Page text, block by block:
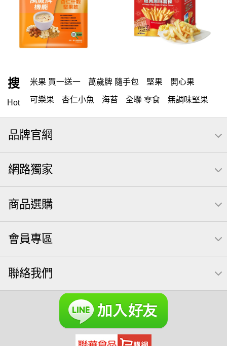
搜
Hot
米果 買一送一 萬歲牌 隨手包 堅果 開心果
可樂果 杏仁小魚 海苔 全聯 零食 無調味堅果
無調味 全聯 禮盒 堅穀力 綜合纖果 全聯 素食
萬歲開心果
洋芋片 元本山 萬歲牌 全聯 拜拜 薯條 飲
甘栗
南瓜子 icash 起司 每日 荷卡
卡廸那 95℃鮮脆三色丁
【萬歲牌】每日堅果系列 萬歲牌 南瓜籽 芋頭
小魚干
萬歲牌 米果 芥末 可樂果 禮盒
VA 萬歲牌 總匯點心包(42gx20包)
減糖日記 素食 全聯 南瓜子 梅子
榛果 開心果 萬歲牌 無調味綜合果
萬歲牌 蔓越莓 蜜汁腰果 全聯 海苔
品牌官網
網路獨家
商品選購
會員專區
聯絡我們